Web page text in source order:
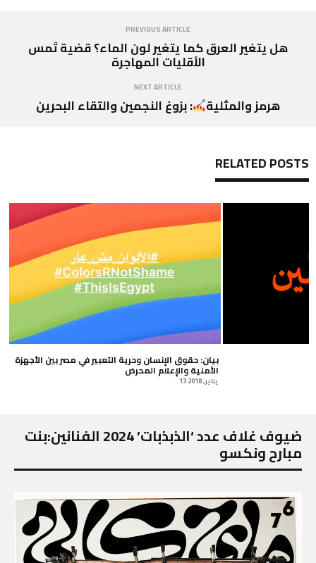
PREVIOUS ARTICLE
هل يتغير العرق كما يتغير لون الماء؟ قضية تَمس
الأقليات المهاجرة
NEXT ARTICLE
هرمز والمثلية : بزوغ النجمين والتقاء البحرين
RELATED POSTS
بيان: حقوق الإنسان وحرية التعبير في مصر بين الأجهزة
الأمنية والإعلام المحرض
13 يناير, 2018
ضيوف غلاف عدد ‘الذبذبات’ 2024 الفنانين:بنت
مبارح ونكسو